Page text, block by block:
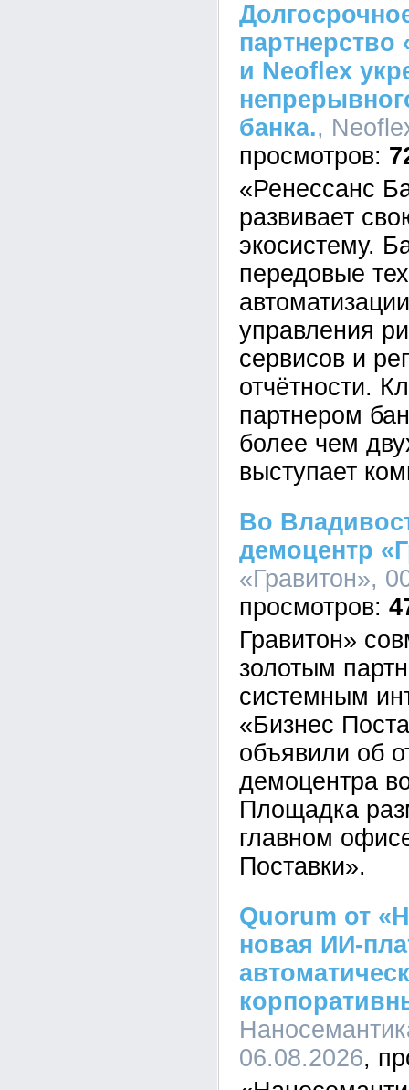
партнерство
и Neoflex
банка.,
«Ренессанс
развивает
экосистему.
передовые
управления
сервисов и
отчётности.
партнером
более чем
выступает
Во
демоцентр
«Гравитон»,
Гравитон»
золотым
системным
«Бизнес
объявили об
демоцентра
Площадка
главном
Поставки».
Quorum от
новая ИИ-
06.08.2026